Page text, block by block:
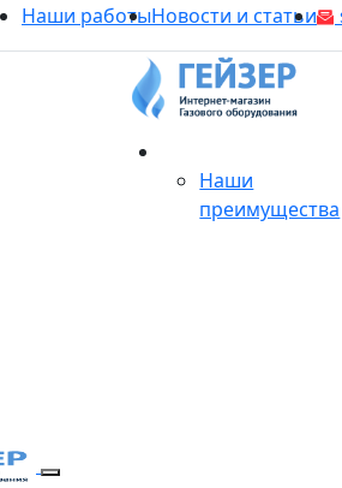
Наши работыНовости и статьи
Наши
преимущества